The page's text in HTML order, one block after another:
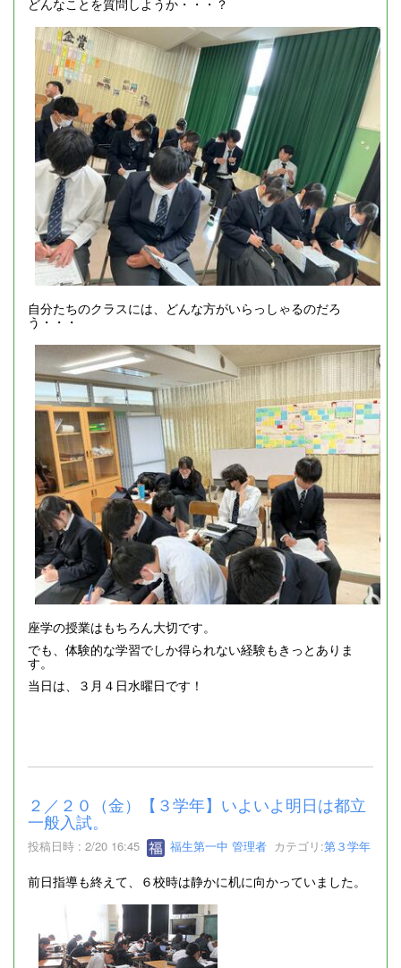
自分たちのクラスには、どんな方がいらっしゃるのだろ
う・・・
座学の授業はもちろん大切です。
でも、体験的な学習でしか得られない経験もきっとありま
す。
当日は、３月４日水曜日です！
２／２０（金）【３学年】いよいよ明日は都立
一般入試。
投稿日時 : 2/20 16:45 福生第一中 管理者 カテゴリ:第３学年
前日指導も終えて、６校時は静かに机に向かっていました。